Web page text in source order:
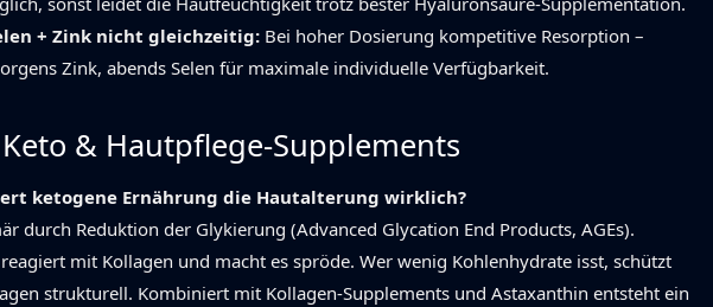
+ Zink nicht gleichzeitig: Bei hoher Dosierung kompetitive Resorption –
Zink, abends Selen für maximale individuelle Verfügbarkeit.
Keto & Hautpflege-Supplements
ketogene Ernährung die Hautalterung wirklich?
durch Reduktion der Glykierung (Advanced Glycation End Products, AGEs).
mit Kollagen und macht es spröde. Wer wenig Kohlenhydrate isst, schützt
strukturell. Kombiniert mit Kollagen-Supplements und Astaxanthin entsteht ein